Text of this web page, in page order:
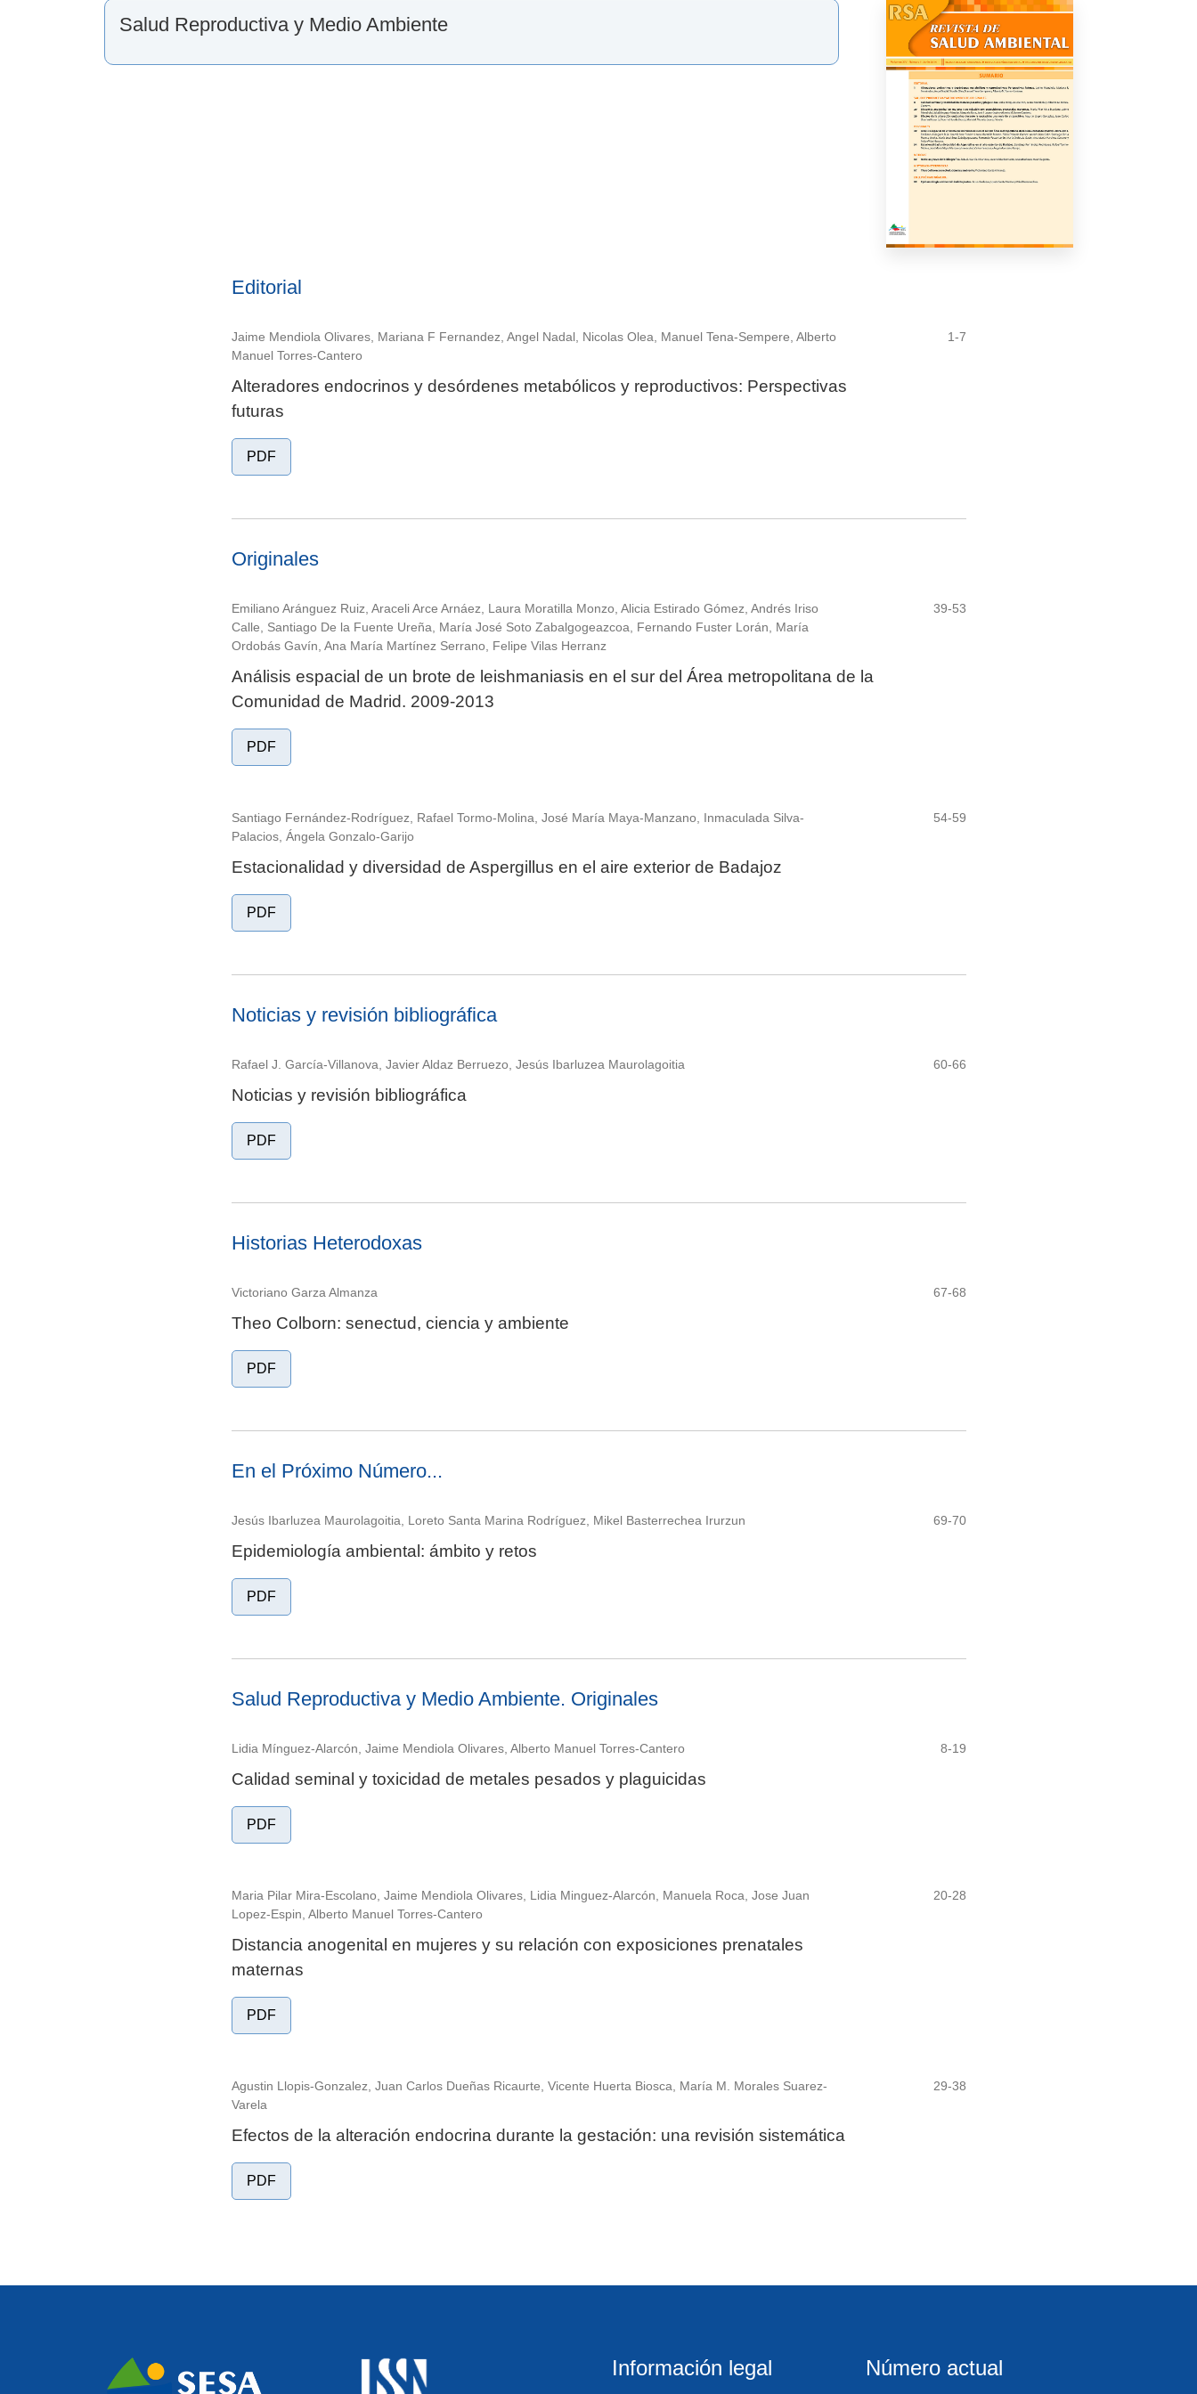
Salud Reproductiva y Medio Ambiente
Editorial
Jaime Mendiola Olivares, Mariana F Fernandez, Angel Nadal, Nicolas Olea, Manuel Tena-Sempere, Alberto
Manuel Torres-Cantero
1-7
Alteradores endocrinos y desórdenes metabólicos y reproductivos: Perspectivas
futuras
PDF
Originales
Emiliano Aránguez Ruiz, Araceli Arce Arnáez, Laura Moratilla Monzo, Alicia Estirado Gómez, Andrés Iriso
Calle, Santiago De la Fuente Ureña, María José Soto Zabalgogeazcoa, Fernando Fuster Lorán, María
Ordobás Gavín, Ana María Martínez Serrano, Felipe Vilas Herranz
39-53
Análisis espacial de un brote de leishmaniasis en el sur del Área metropolitana de la
Comunidad de Madrid. 2009-2013
PDF
Santiago Fernández-Rodríguez, Rafael Tormo-Molina, José María Maya-Manzano, Inmaculada Silva-
Palacios, Ángela Gonzalo-Garijo
54-59
Estacionalidad y diversidad de Aspergillus en el aire exterior de Badajoz
PDF
Noticias y revisión bibliográfica
Rafael J. García-Villanova, Javier Aldaz Berruezo, Jesús Ibarluzea Maurolagoitia 60-66
Noticias y revisión bibliográfica
PDF
Historias Heterodoxas
Victoriano Garza Almanza 67-68
Theo Colborn: senectud, ciencia y ambiente
PDF
En el Próximo Número...
Jesús Ibarluzea Maurolagoitia, Loreto Santa Marina Rodríguez, Mikel Basterrechea Irurzun 69-70
Epidemiología ambiental: ámbito y retos
PDF
Salud Reproductiva y Medio Ambiente. Originales
Lidia Mínguez-Alarcón, Jaime Mendiola Olivares, Alberto Manuel Torres-Cantero 8-19
Calidad seminal y toxicidad de metales pesados y plaguicidas
PDF
Maria Pilar Mira-Escolano, Jaime Mendiola Olivares, Lidia Minguez-Alarcón, Manuela Roca, Jose Juan
Lopez-Espin, Alberto Manuel Torres-Cantero
20-28
Distancia anogenital en mujeres y su relación con exposiciones prenatales
maternas
PDF
Agustin Llopis-Gonzalez, Juan Carlos Dueñas Ricaurte, Vicente Huerta Biosca, María M. Morales Suarez-
Varela
29-38
Efectos de la alteración endocrina durante la gestación: una revisión sistemática
PDF
Información legal Número actual